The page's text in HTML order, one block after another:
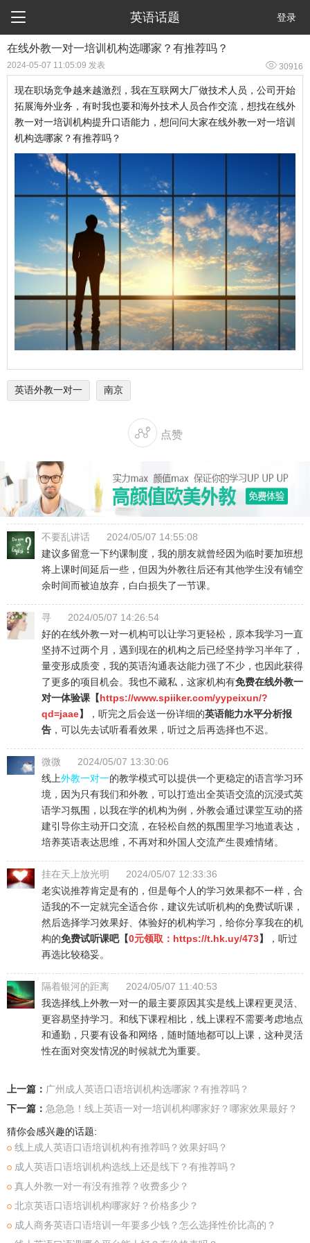
 英语话题 登录
在线外教一对一培训机构选哪家？有推荐吗？
2024-05-07 11:05:09 发表  30916
现在职场竞争越来越激烈，我在互联网大厂做技术人员，公司开始
拓展海外业务，有时我也要和海外技术人员合作交流，想找在线外
教一对一培训机构提升口语能力，想问问大家在线外教一对一培训
机构选哪家？有推荐吗？
英语外教一对一 南京
 点赞
不要乱讲话
2024/05/07 14:55:08
建议多留意一下约课制度，我的朋友就曾经因为临时要加班想
将上课时间延后一些，但因为外教往后还有其他学生没有铺空
余时间而被迫放弃，白白损失了一节课。
寻
2024/05/07 14:26:54
好的在线外教一对一机构可以让学习更轻松，原本我学习一直
坚持不过两个月，遇到现在的机构之后已经坚持学习半年了，
量变形成质变，我的英语沟通表达能力强了不少，也因此获得
了更多的项目机会。我也不藏私，这家机构有免费在线外教一
对一体验课【https://www.spiiker.com/yypeixun/?
qd=jaae】 ，听完之后会送一份详细的英语能力水平分析报
告 ，可以先去试听看看效果，听过之后再选择也不迟。
微微
2024/05/07 13:30:06
线上外教一对一的教学模式可以提供一个更稳定的语言学习环
境，因为只有我们和外教，可以打造出全英语交流的沉浸式英
语学习氛围，以我在学的机构为例，外教会通过课堂互动的搭
建引导你主动开口交流，在轻松自然的氛围里学习地道表达，
培养英语表达思维，不再对和外国人交流产生畏难情绪。
挂在天上放光明
2024/05/07 12:33:36
老实说推荐肯定是有的，但是每个人的学习效果都不一样，合
适我的不一定就完全适合你，建议先试听机构的免费试听课，
然后选择学习效果好、体验好的机构学习，给你分享我在的机
构的免费试听课吧【0元领取：https://t.hk.uy/473】
，听过
再选比较稳妥。
隔着银河的距离
2024/05/07 11:40:53
我选择线上外教一对一的最主要原因其实是线上课程更灵活、
更容易坚持学习。和线下课程相比，线上课程不需要考虑地点
和通勤，只要有设备和网络，随时随地都可以上课，这种灵活
性在面对突发情况的时候就尤为重要。
上一篇： 广州成人英语口语培训机构选哪家？有推荐吗？
下一篇： 急急急！线上英语一对一培训机构哪家好？哪家效果最好？
猜你会感兴趣的话题:
线上成人英语口语培训机构有推荐吗？效果好吗？
成人英语口语培训机构选线上还是线下？有推荐吗？
真人外教一对一有没有推荐？收费多少？
北京英语口语培训机构哪家好？价格多少？
成人商务英语口语培训一年要多少钱？怎么选择性价比高的？